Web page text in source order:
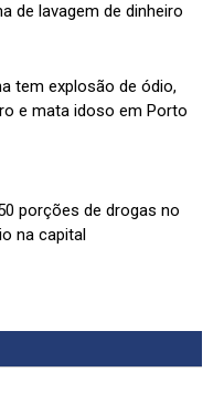
de lavagem de dinheiro
tem explosão de ódio,
e mata idoso em Porto
porções de drogas no
na capital